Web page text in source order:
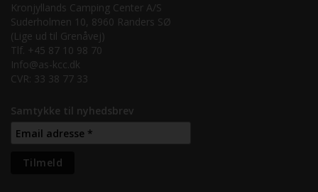
Kronjyllands Camping Center A/S
Suderholmen 10, 8960 Randers SØ
(Lige ud til Grenåvej)
Tlf. +45 87 10 98 70
Info@as-kcc.dk
CVR: 33 38 77 33
Samtykke til nyhedsbrev